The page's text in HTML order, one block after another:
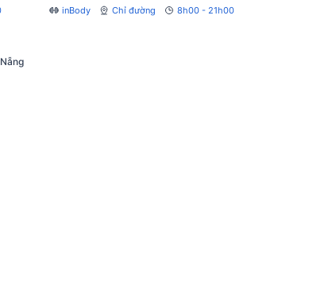
inBody Chỉ đường 8h00 - 21h00